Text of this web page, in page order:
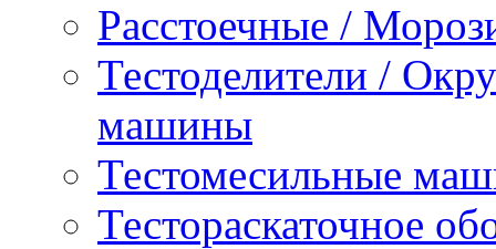
Расстоечные /
Тестоделители /
машины
Тестомесильные
Тестораскаточное